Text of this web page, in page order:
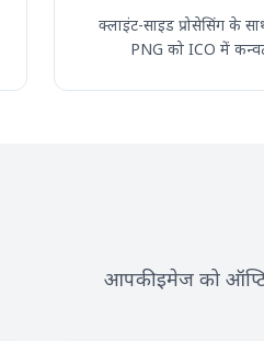
क्लाइंट-साइड प्रोसेसिंग के
PNG को ICO में
आपकी इमेज को